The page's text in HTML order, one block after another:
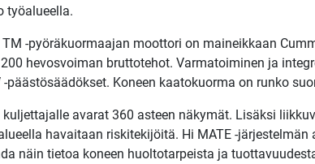
työalueella.
-pyöräkuormaajan moottori on maineikkaan
hevosvoiman bruttotehot. Varmatoiminen ja
Koneen kaatokuorma on runko
avarat 360 asteen näkymät. Lisäksi
havaitaan riskitekijöitä. Hi MATE -
näin tietoa koneen huoltotarpeista ja